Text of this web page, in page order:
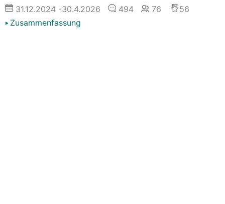
31.12.2024 -30.4.2026 494 76
56
Zusammenfassung